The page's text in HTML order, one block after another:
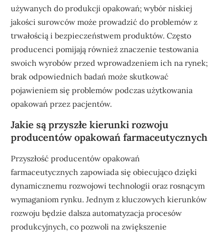
używanych do produkcji opakowań; wybór niskiej
jakości surowców może prowadzić do problemów z
trwałością i bezpieczeństwem produktów. Często
producenci pomijają również znaczenie testowania
swoich wyrobów przed wprowadzeniem ich na rynek;
brak odpowiednich badań może skutkować
pojawieniem się problemów podczas użytkowania
opakowań przez pacjentów.
Jakie są przyszłe kierunki rozwoju
producentów opakowań farmaceutycznych
Przyszłość producentów opakowań
farmaceutycznych zapowiada się obiecująco dzięki
dynamicznemu rozwojowi technologii oraz rosnącym
wymaganiom rynku. Jednym z kluczowych kierunków
rozwoju będzie dalsza automatyzacja procesów
produkcyjnych, co pozwoli na zwiększenie